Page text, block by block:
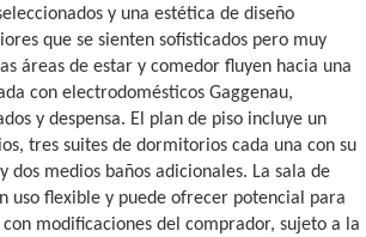
y una estética de diseño
que se sienten sofisticados pero muy
áreas de estar y comedor fluyen hacia una
con electrodomésticos Gaggenau,
y despensa. El plan de piso incluye un
tres suites de dormitorios cada una con su
dos medios baños adicionales. La sala de
uso flexible y puede ofrecer potencial para
modificaciones del comprador, sujeto a la